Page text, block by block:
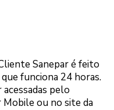
Sanepar é feito
funciona 24 horas.
pelo
ou no site da